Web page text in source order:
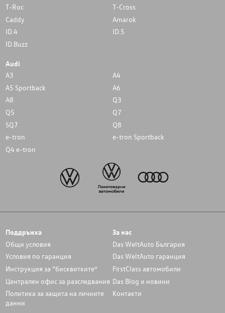
T-Roc
T-Cross
Caddy
Amarok
ID.4
ID.5
ID.Buzz
Audi
A3
A4
A5 Sportback
A6
A8
Q3
Q5
Q7
SQ7
Q8
e-tron
e-tron Sportback
Q4 e-tron
Поддръжка
Общи условия
Условия по гаранция
Инструкция за “бисквитките”
Централен офис за разследвания
Политика за защита на личните
данни
За нас
Das WeltAuto България
Das WeltAuto гаранция
FirstClass автомобили
Das Blog и новини
Контакти